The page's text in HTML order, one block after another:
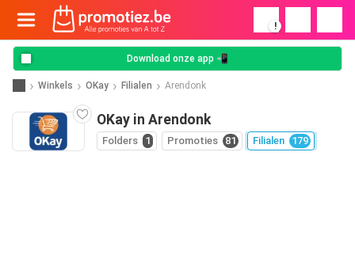
!
Download onze app 📲
Winkels OKay Filialen Arendonk
OKay in Arendonk
Folders 1 Promoties 81 Filialen 179